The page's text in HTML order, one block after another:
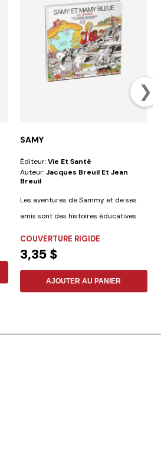
❯
SAMY
Éditeur:Vie Et Santé
Auteur:Jacques Breuil Et Jean
Breuil
Les aventures de Sammy et de ses
amis sont des histoires éducatives
COUVERTURE RIGIDE
3,35 $
AJOUTER AU PANIER